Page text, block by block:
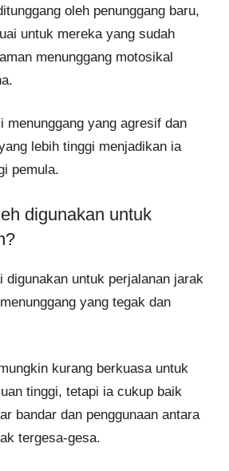
oleh penunggang baru,
untuk mereka yang sudah
menunggang motosikal
menunggang yang agresif dan
lebih tinggi menjadikan ia
pemula.
digunakan untuk
digunakan untuk perjalanan jarak
yang tegak dan
kurang berkuasa untuk
tinggi, tetapi ia cukup baik
bandar dan penggunaan antara
tergesa-gesa.